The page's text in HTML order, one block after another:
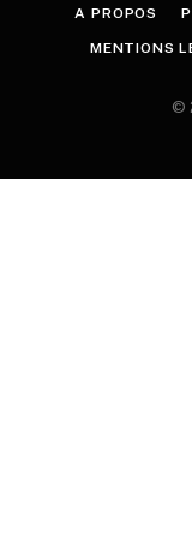
A PROPOS
MENTIONS
©